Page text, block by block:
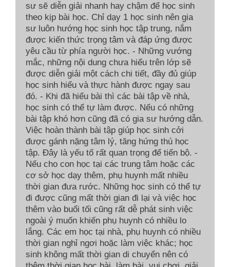
sư sẽ diễn giải nhanh hay chậm để học sinh
theo kịp bài học. Chỉ dạy 1 học sinh nên gia
sư luôn hướng học sinh học tập trung, nắm
được kiến thức trọng tâm và đáp ứng được
yêu cầu từ phía người học. - Những vướng
mắc, những nội dung chưa hiểu trên lớp sẽ
được diễn giải một cách chi tiết, đầy đủ giúp
học sinh hiểu và thực hành được ngay sau
đó. - Khi đã hiểu bài thì các bài tập về nhà,
học sinh có thể tự làm được. Nếu có những
bài tập khó hơn cũng đã có gia sư hướng dẫn.
Việc hoàn thành bài tập giúp học sinh cởi
được gánh nặng tâm lý, tăng hứng thú học
tập. Đây là yếu tố rất quan trọng để tiến bộ. -
Nếu cho con học tại các trung tâm hoặc các
cơ sở học dạy thêm, phụ huynh mất nhiều
thời gian đưa rước. Những học sinh có thể tự
đi được cũng mất thời gian đi lại và việc học
thêm vào buổi tối cũng rất dễ phát sinh việc
ngoài ý muốn khiến phụ huynh có nhiều lo
lắng. Các em học tại nhà, phụ huynh có nhiều
thời gian nghỉ ngơi hoặc làm việc khác; học
sinh không mất thời gian di chuyển nên có